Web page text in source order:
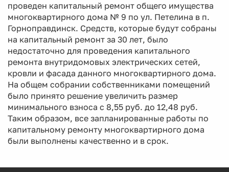
проведен капитальный ремонт общего имущества
многоквартирного дома № 9 по ул. Петелина в п.
Горноправдинск. Средств, которые будут собраны
на капитальный ремонт за 30 лет, было
недостаточно для проведения капитального
ремонта внутридомовых электрических сетей,
кровли и фасада данного многоквартирного дома.
На общем собрании собственниками помещений
было принято решение увеличить размер
минимального взноса с 8,55 руб. до 12,48 руб.
Таким образом, все запланированные работы по
капитальному ремонту многоквартирного дома
были выполнены качественно и в срок.